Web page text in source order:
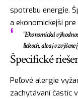
spotrebu energie.
a ekonomickejší
"Ekonomická
liekoch, ale aj v
Špecifické
Peľové alergie
zachytávaní častíc